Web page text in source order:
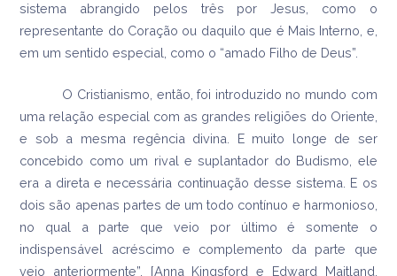
sistema abrangido pelos três por Jesus, como o
representante do Coração ou daquilo que é Mais Interno, e,
em um sentido especial, como o “amado Filho de Deus”.
O Cristianismo, então, foi introduzido no mundo com
uma relação especial com as grandes religiões do Oriente,
e sob a mesma regência divina. E muito longe de ser
concebido como um rival e suplantador do Budismo, ele
era a direta e necessária continuação desse sistema. E os
dois são apenas partes de um todo contínuo e harmonioso,
no qual a parte que veio por último é somente o
indispensável acréscimo e complemento da parte que
veio anteriormente”. [Anna Kingsford e Edward Maitland.